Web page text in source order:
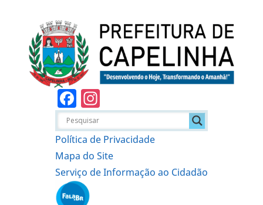
Facebook
Política de Privacidade
Mapa do Site
Serviço de Informação ao Cidadão